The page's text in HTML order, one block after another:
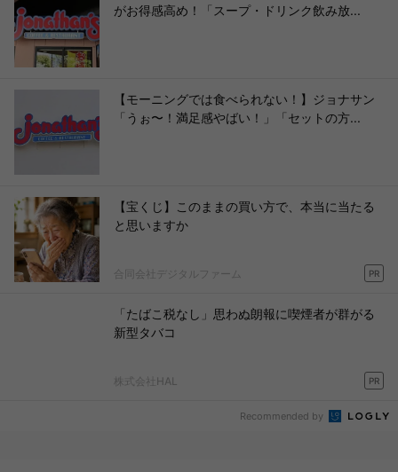
がお得感高め！「スープ・ドリンク飲み放...
【モーニングでは食べられない！】ジョナサン
「うぉ〜！満足感やばい！」「セットの方...
【宝くじ】このままの買い方で、本当に当たる
と思いますか
合同会社デジタルファーム PR
「たばこ税なし」思わぬ朗報に喫煙者が群がる
新型タバコ
株式会社HAL PR
Recommended by